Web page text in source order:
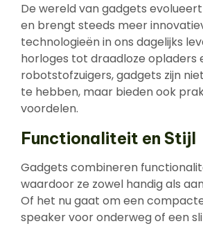
De wereld van gadgets
en brengt steeds meer
technologieën in ons dagelijks
horloges tot draadloze opladers
robotstofzuigers, gadgets zijn
te hebben, maar bieden ook
voordelen.
Functionaliteit en Stijl
Gadgets combineren
waardoor ze zowel handig als
Of het nu gaat om een
speaker voor onderweg of een